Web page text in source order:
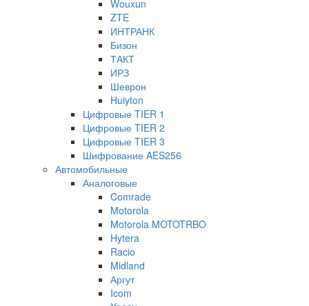
Wouxun
ZTE
ИНТРАНК
Бизон
ТАКТ
ИРЗ
Шеврон
Huiyton
Цифровые TIER 1
Цифровые TIER 2
Цифровые TIER 3
Шифрование AES256
Автомобильные
Аналоговые
Comrade
Motorola
Motorola MOTOTRBO
Hytera
Racio
Midland
Аргут
Icom